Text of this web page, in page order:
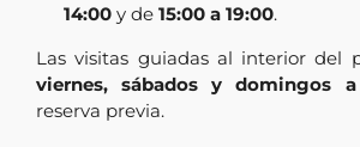
14:00y de 15:00 a 19:00.
Las visitas guiadas al interior del
viernes, sábados y domingos a
reserva previa.